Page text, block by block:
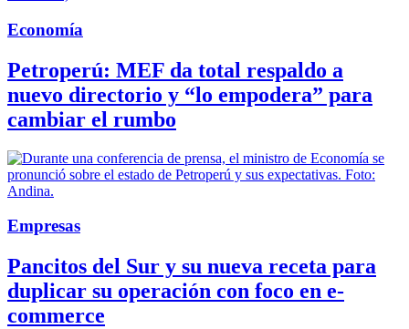
Economía
Petroperú: MEF da total respaldo a
nuevo directorio y “lo empodera” para
cambiar el rumbo
Empresas
Pancitos del Sur y su nueva receta para
duplicar su operación con foco en e-
commerce